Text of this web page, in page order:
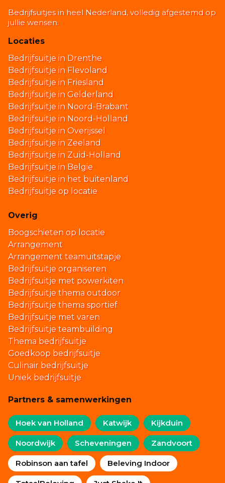
Bedrijfsuitjes in heel Nederland, volledig afgestemd op
jullie wensen.
Locaties
Bedrijfsuitje in Drenthe
Bedrijfsuitje in Flevoland
Bedrijfsuitje in Friesland
Bedrijfsuitje in Gelderland
Bedrijfsuitje in Noord-Brabant
Bedrijfsuitje in Noord-Holland
Bedrijfsuitje in Overijssel
Bedrijfsuitje in Zeeland
Bedrijfsuitje in Zuid-Holland
Bedrijfsuitje in Belgie
Bedrijfsuitje in het buitenland
Bedrijfsuitje op locatie
Overig
Boogschieten op locatie
Arrangement
Arrangement teamuitstapje
Bedrijfsuitje organiseren
Bedrijfsuitje met powerkiten
Bedrijfsuitje thema outdoor
Bedrijfsuitje thema sportief
Bedrijfsuitje met varen
Bedrijfsuitje teambuilding
Thema bedrijfsuitje
Goedkoop bedrijfsuitje
Culinair bedrijfsuitje
Uniek bedrijfsuitje
Partners & samenwerkingen
Hoek van Holland Katwijk Kijkduin
Noordwijk Scheveningen Zandvoort
Robinson aan tafel Beleving Indoor